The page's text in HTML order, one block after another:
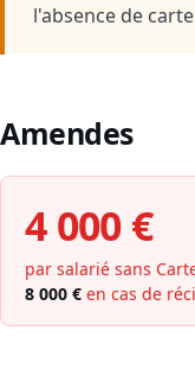
l'absence de
Amendes
4 000 €
par salarié sans
8 000 € en cas de